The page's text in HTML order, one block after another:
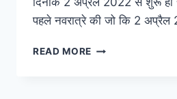
पहले नवरात्रे की जो कि 2 अप्रैल
READ MORE नवरात्रि